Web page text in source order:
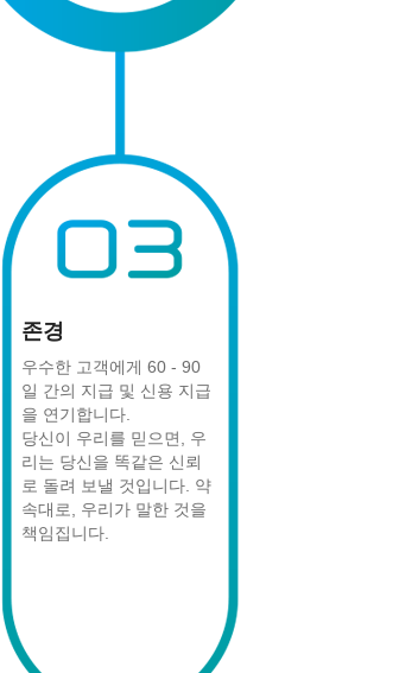
존경
우수한 고객에게 60 - 90
일 간의 지급 및 신용 지급
을 연기합니다.
당신이 우리를 믿으면, 우
리는 당신을 똑같은 신뢰
로 돌려 보낼 것입니다. 약
속대로, 우리가 말한 것을
책임집니다.